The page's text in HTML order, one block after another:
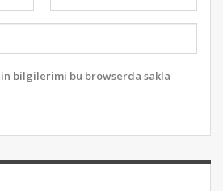
bilgilerimi bu browserda sakla